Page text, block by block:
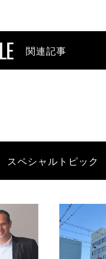
関連記事
スペシャルトピック